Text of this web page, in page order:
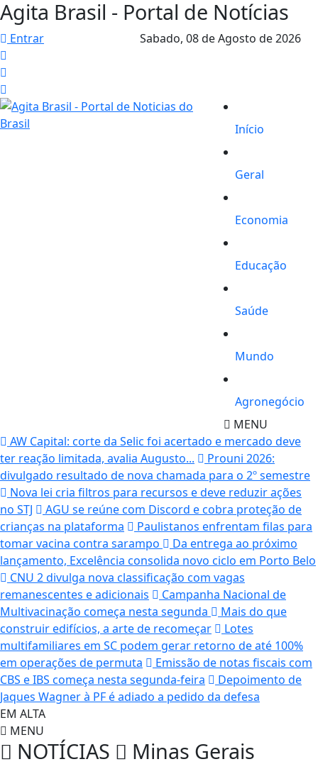
Agita Brasil - Portal de Notícias
Entrar Sabado, 08 de Agosto de 2026
Início
Geral
Economia
Educação
Saúde
Mundo
Agronegócio
MENU
AW Capital: corte da Selic foi acertado e mercado deve
ter reação limitada, avalia Augusto...
Prouni 2026:
divulgado resultado de nova chamada para o 2º semestre
Nova lei cria filtros para recursos e deve reduzir ações
no STJ
AGU se reúne com Discord e cobra proteção de
crianças na plataforma
Paulistanos enfrentam filas para
tomar vacina contra sarampo
Da entrega ao próximo
lançamento, Excelência consolida novo ciclo em Porto Belo
CNU 2 divulga nova classificação com vagas
remanescentes e adicionais
Campanha Nacional de
Multivacinação começa nesta segunda
Mais do que
construir edifícios, a arte de recomeçar
Lotes
multifamiliares em SC podem gerar retorno de até 100%
em operações de permuta
Emissão de notas fiscais com
CBS e IBS começa nesta segunda-feira
Depoimento de
Jaques Wagner à PF é adiado a pedido da defesa
EM ALTA
MENU
NOTÍCIAS Minas Gerais